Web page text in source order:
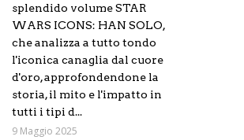
splendido volume STAR
WARS ICONS: HAN SOLO,
che analizza a tutto tondo
l'iconica canaglia dal cuore
d'oro, approfondendone la
storia, il mito e l'impatto in
tutti i tipi d...
9 Maggio 2025